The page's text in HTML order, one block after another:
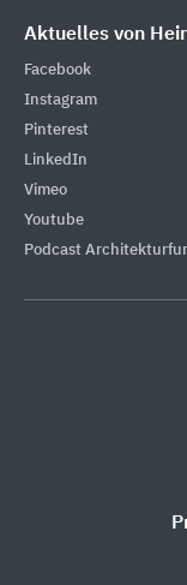
Aktuelles von
Facebook
Instagram
Pinterest
LinkedIn
Vimeo
Youtube
Podcast